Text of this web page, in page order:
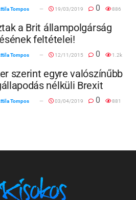
Tompos 19/03/2019 0 886
a Brit állampolgárság
feltételei!
Tompos 12/11/2015 0 1.2k
szerint egyre valószínűbb
nélküli Brexit
Tompos 03/04/2019 0 881